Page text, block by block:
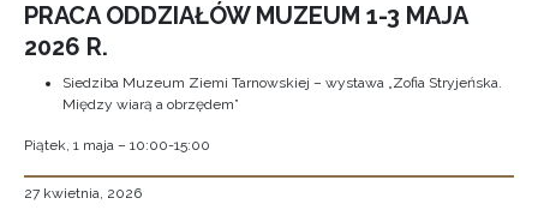
PRACA ODDZIAŁÓW MUZEUM 1-3 MAJA
2026 R.
Siedziba Muzeum Ziemi Tarnowskiej – wystawa „Zofia Stryjeńska.
Między wiarą a obrzędem”
Piątek, 1 maja – 10:00-15:00
27 kwietnia, 2026